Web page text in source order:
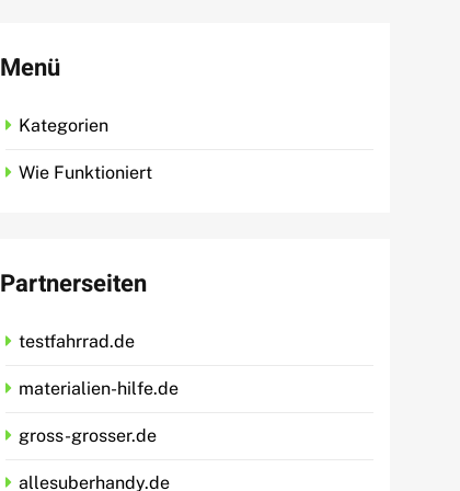
Menü
Kategorien
Wie Funktioniert
Partnerseiten
testfahrrad.de
materialien-hilfe.de
gross-grosser.de
allesuberhandy.de